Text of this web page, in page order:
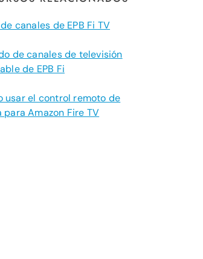
canales de EPB Fi TV
de canales de televisión
de EPB Fi
usar el control remoto de
para Amazon Fire TV